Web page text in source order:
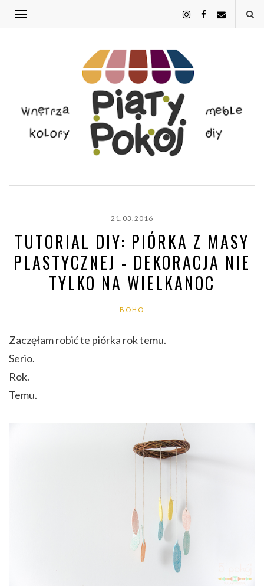
21.03.2016
TUTORIAL DIY: PIÓRKA Z MASY
PLASTYCZNEJ - DEKORACJA NIE
TYLKO NA WIELKANOC
BOHO
Zaczęłam robić te piórka rok temu.
Serio.
Rok.
Temu.